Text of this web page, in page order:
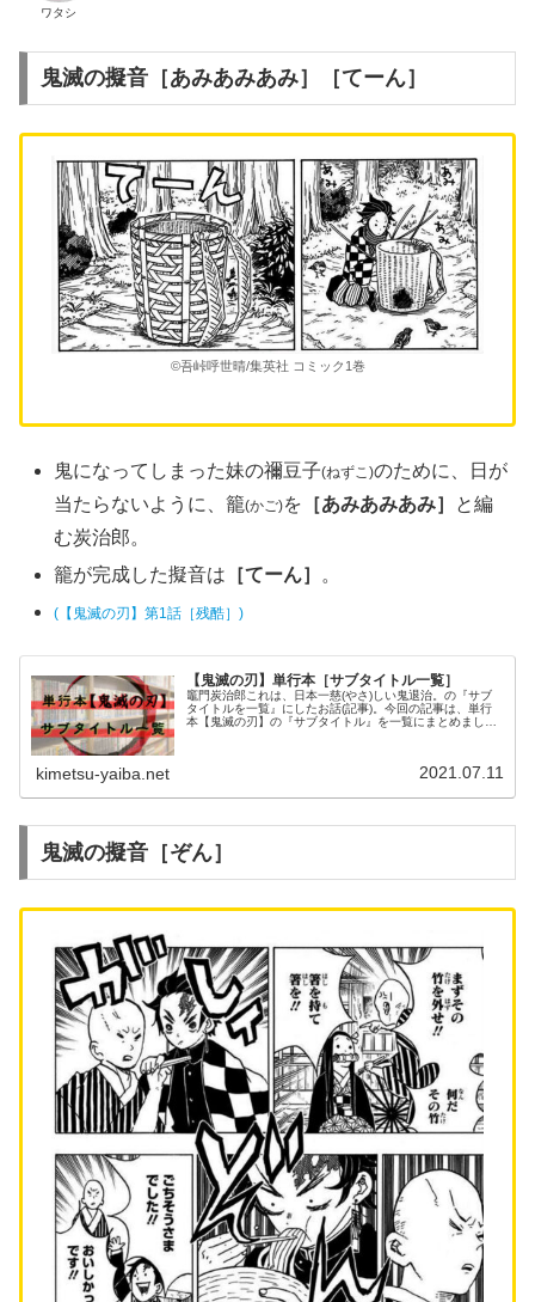
ワタシ
鬼滅の擬音［あみあみあみ］［てーん］
©吾峠呼世晴/集英社 コミック1巻
鬼になってしまった妹の禰豆子(ねずこ)のために、日が
当たらないように、籠(かご)を ［あみあみあみ］
と編
む炭治郎。
籠が完成した擬音は ［てーん］ 。
(【鬼滅の刃】第1話［残酷］)
【鬼滅の刃】単行本［サブタイトル一覧］
竈門炭治郎これは、日本一慈(やさ)しい鬼退治。の『サブ
タイトルを一覧』にしたお話(記事)。今回の記事は、単行
本【鬼滅の刃】の『サブタイトル』を一覧にまとめまし
kimetsu-yaiba.net 2021.07.11
鬼滅の擬音［ぞん］